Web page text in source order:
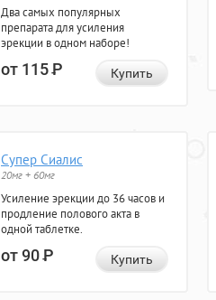
Два самых популярных
препарата для усиления
эрекции в одном наборе!
от 115Р Купить
Супер Сиалис
20мг + 60мг
Усиление эрекции до 36 часов и
продление полового акта в
одной таблетке.
от 90Р Купить